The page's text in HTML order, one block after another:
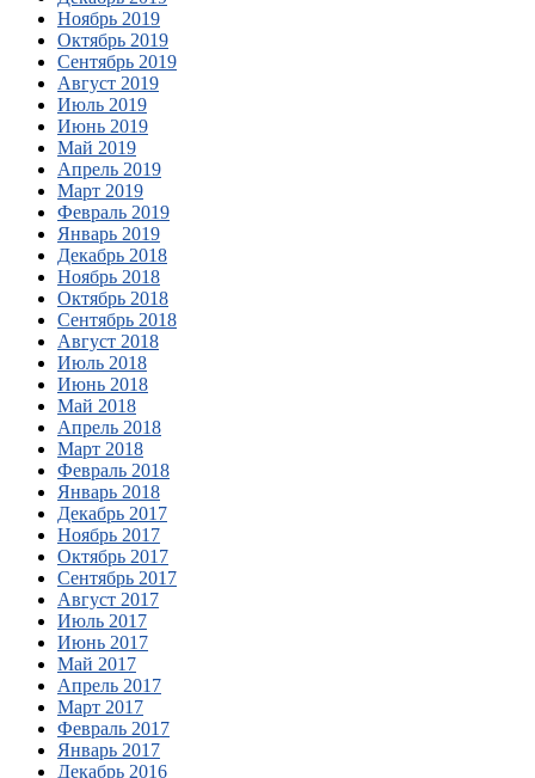
Ноябрь 2019
Октябрь 2019
Сентябрь 2019
Август 2019
Июль 2019
Июнь 2019
Май 2019
Апрель 2019
Март 2019
Февраль 2019
Январь 2019
Декабрь 2018
Ноябрь 2018
Октябрь 2018
Сентябрь 2018
Август 2018
Июль 2018
Июнь 2018
Май 2018
Апрель 2018
Март 2018
Февраль 2018
Январь 2018
Декабрь 2017
Ноябрь 2017
Октябрь 2017
Сентябрь 2017
Август 2017
Июль 2017
Июнь 2017
Май 2017
Апрель 2017
Март 2017
Февраль 2017
Январь 2017
Декабрь 2016